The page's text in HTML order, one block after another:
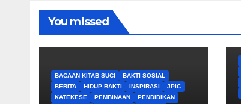
You missed
BACAAN KITAB SUCI
BAKTI SOSIAL
BERITA
HIDUP BAKTI INSPIRASI
JPIC
KATEKESE
PEMBINAAN PENDIDIKAN